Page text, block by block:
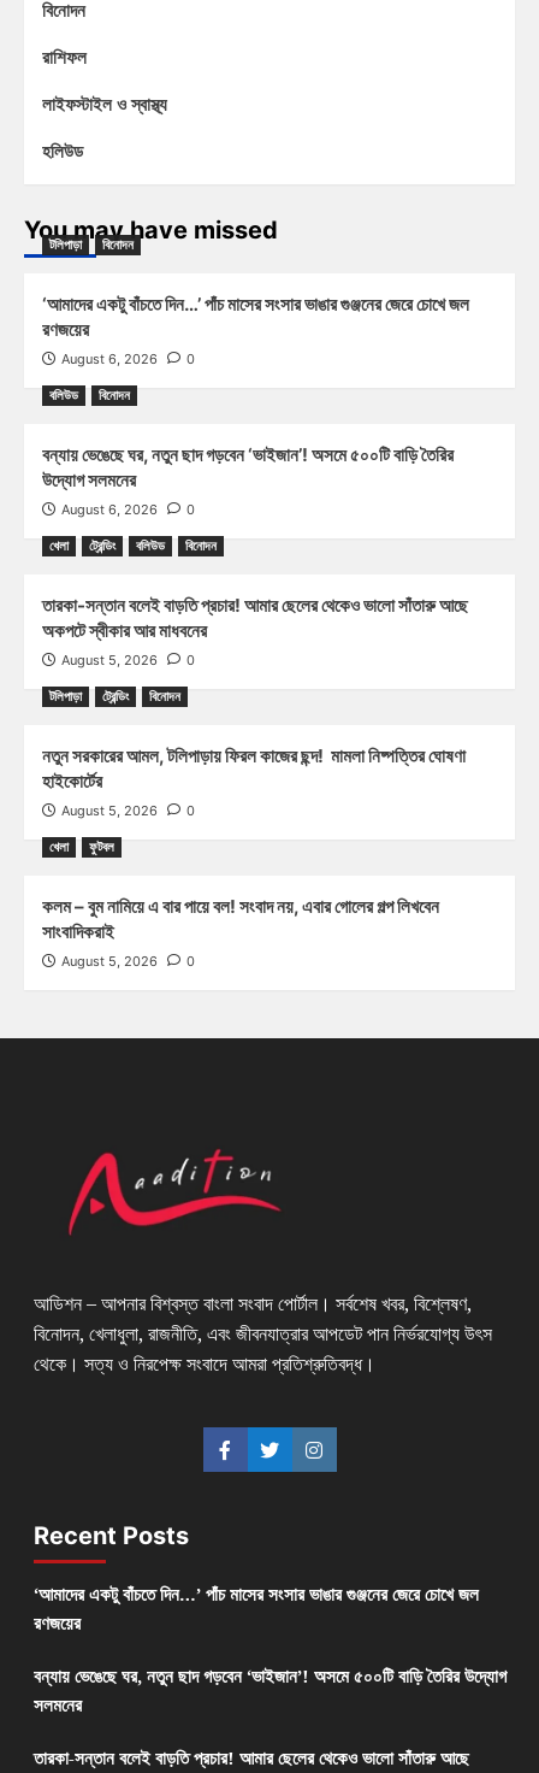
বিনোদন
রাশিফল
লাইফস্টাইল ও স্বাস্থ্য
হলিউড
You may have missed
টলিপাড়া বিনোদন
‘আমাদের একটু বাঁচতে দিন…’ পাঁচ মাসের সংসার ভাঙার গুঞ্জনের জেরে চোখে জল
রণজয়ের
August 6, 2026 0
বলিউড বিনোদন
বন্যায় ভেঙেছে ঘর, নতুন ছাদ গড়বেন ‘ভাইজান’! অসমে ৫০০টি বাড়ি তৈরির
উদ্যোগ সলমনের
August 6, 2026 0
খেলা ট্রেন্ডিং বলিউড বিনোদন
তারকা-সন্তান বলেই বাড়তি প্রচার! আমার ছেলের থেকেও ভালো সাঁতারু আছে
অকপটে স্বীকার আর মাধবনের
August 5, 2026 0
টলিপাড়া ট্রেন্ডিং বিনোদন
নতুন সরকারের আমল, টলিপাড়ায় ফিরল কাজের ছন্দ! মামলা নিষ্পত্তির ঘোষণা
হাইকোর্টের
August 5, 2026 0
খেলা ফুটবল
কলম – বুম নামিয়ে এ বার পায়ে বল! সংবাদ নয়, এবার গোলের গল্প লিখবেন
সাংবাদিকরাই
August 5, 2026 0
আডিশন – আপনার বিশ্বস্ত বাংলা সংবাদ পোর্টাল। সর্বশেষ খবর, বিশ্লেষণ,
বিনোদন, খেলাধুলা, রাজনীতি, এবং জীবনযাত্রার আপডেট পান নির্ভরযোগ্য উৎস
থেকে। সত্য ও নিরপেক্ষ সংবাদে আমরা প্রতিশ্রুতিবদ্ধ।
Recent Posts
‘আমাদের একটু বাঁচতে দিন…’ পাঁচ মাসের সংসার ভাঙার গুঞ্জনের জেরে চোখে জল
রণজয়ের
বন্যায় ভেঙেছে ঘর, নতুন ছাদ গড়বেন ‘ভাইজান’! অসমে ৫০০টি বাড়ি তৈরির উদ্যোগ
সলমনের
তারকা-সন্তান বলেই বাড়তি প্রচার! আমার ছেলের থেকেও ভালো সাঁতারু আছে